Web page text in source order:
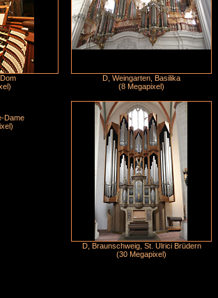
D, Weingarten, Basilika
(8 Megapixel)
Dame
D, Braunschweig, St. Ulrici Brüdern
(30 Megapixel)